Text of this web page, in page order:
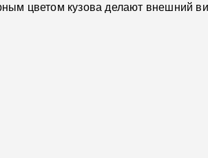
цветом кузова делают внешний